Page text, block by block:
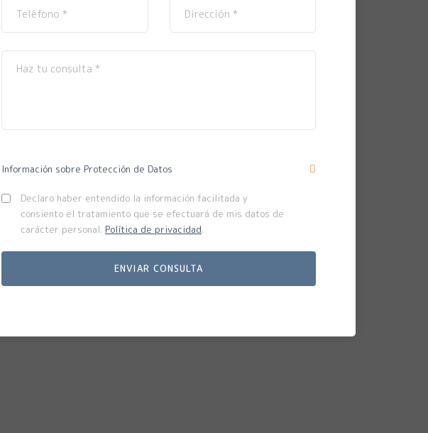
Información sobre Protección de Datos
Declaro haber entendido la información facilitada y
consiento el tratamiento que se efectuará de mis datos de
carácter personal. Política de privacidad.